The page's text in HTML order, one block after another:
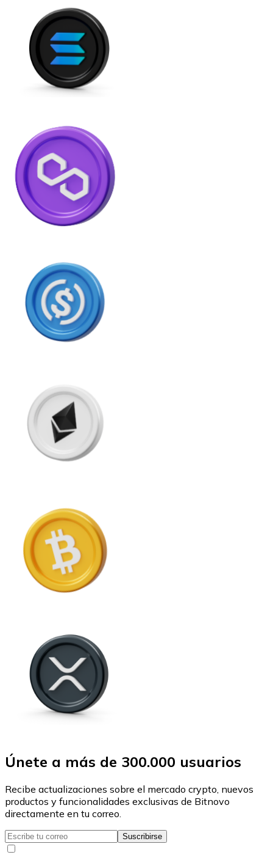
Únete a más de 300.000 usuarios
Recibe actualizaciones sobre el mercado crypto, nuevos
productos y funcionalidades exclusivas de Bitnovo
directamente en tu correo.
Suscribirse